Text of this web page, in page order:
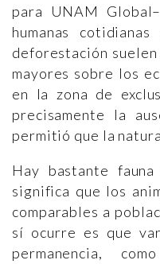
para UNAM
humanas
deforestación
mayores sobre los
en la zona de
precisamente la
permitió que la
Hay bastante
significa que los
comparables a
sí ocurre es que
permanencia,